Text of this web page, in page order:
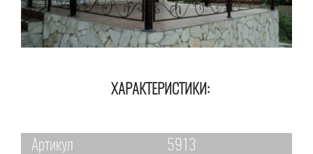
ХАРАКТЕРИСТИКИ:
Артикул
5913